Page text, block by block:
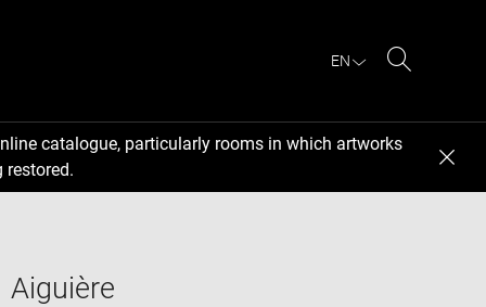
EN
catalogue, particularly rooms in which artworks
restored.
Aiguière